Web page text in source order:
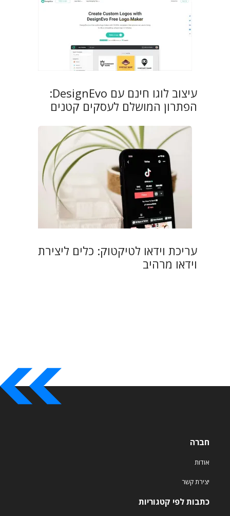
עיצוב לוגו חינם עם DesignEvo:
הפתרון המושלם לעסקים קטנים
עריכת וידאו לטיקטוק: כלים ליצירת
וידאו מרהיב
חברה
אודות
יצירת קשר
כתבות לפי קטגוריות